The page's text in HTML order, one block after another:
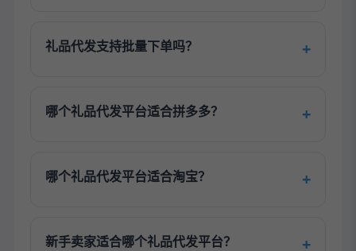
礼品代发支持批量下单吗？
哪个礼品代发平台适合拼多多？
哪个礼品代发平台适合淘宝？
新手卖家适合哪个礼品代发平台？